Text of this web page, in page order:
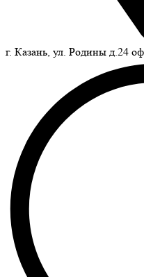
г. Казань, ул. Родины д.24